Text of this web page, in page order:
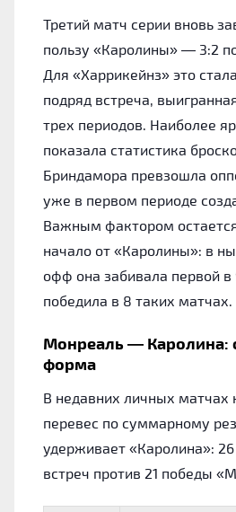
Третий матч серии вновь
пользу «Каролины» — 3:2
Для «Харрикейнз» это
подряд встреча,
трех периодов. Наиболее
показала статистика
Бриндамора превзошла
уже в первом периоде
Важным фактором
начало от «Каролины»: в
офф она забивала первой в
победила в 8 таких матчах.
Монреаль — Каролина:
форма
В недавних личных матчах
перевес по суммарному
удерживает «Каролина»:
встреч против 21 победы